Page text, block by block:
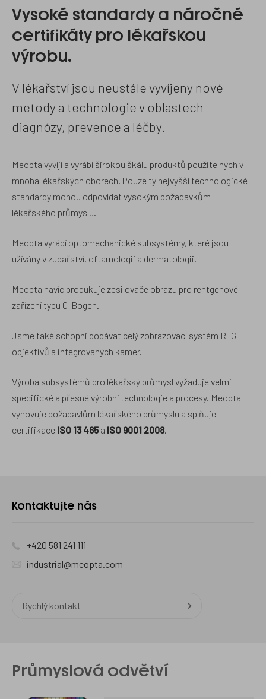
Vysoké standardy a náročné
certifikáty pro lékařskou
výrobu.
V lékařství jsou neustále vyvíjeny nové
metody a technologie v oblastech
diagnózy, prevence a léčby.
Meopta vyvíjí a vyrábí širokou škálu produktů použitelných v
mnoha lékařských oborech. Pouze ty nejvyšší technologické
standardy mohou odpovídat vysokým požadavkům
lékařského průmyslu.
Meopta vyrábí optomechanické subsystémy, které jsou
užívány v zubařství, oftamologii a dermatologii.
Meopta navíc produkuje zesilovače obrazu pro rentgenové
zařízení typu C-Bogen.
Jsme také schopni dodávat celý zobrazovací systém RTG
objektivů a integrovaných kamer.
Výroba subsystémů pro lékařský průmysl vyžaduje velmi
specifické a přesné výrobní technologie a procesy. Meopta
vyhovuje požadavlům lékařského průmyslu a splňuje
certifikace ISO 13 485 a ISO 9001 2008.
Kontaktujte
Kontaktujte nás
+420 581 241 111
industrial@meopta.com
Rychlý kontakt
Průmyslová odvětví